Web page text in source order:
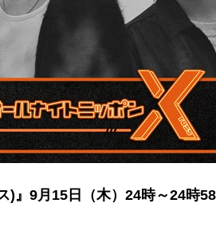
)』9月15日（木）24時～24時